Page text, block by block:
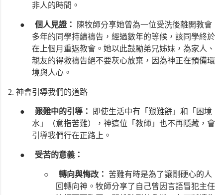
非人的時間。
● 個人見證：
陳牧師分享她曾為一位受洗後離開教會
多年的同學持續禱告，經過數年的等候，該同學終於
在上個月重返教會。她以此鼓勵弟兄姊妹，為家人、
親友的得救禱告絕不要灰心放棄，因為神正在預備環
境與人心。
2. 神會引導我們的道路
● 艱難中的引導：
即使生活中有「艱難餅」和「困境
水」（意指苦難），神這位「教師」也不再隱藏，會
引導我們行在正路上。
● 受苦的意義：
○ 轉向與悔改：
苦難有時是為了讓剛硬心的人
回轉向神。牧師分享了自己曾因言語冒犯主任